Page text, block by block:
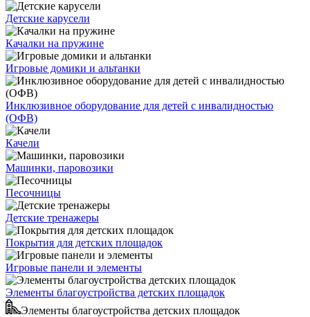
Детские карусели
Качалки на пружине
Игровые домики и альтанки
Инклюзивное оборудование для детей с инвалидностью
(ОФВ)
Качели
Машинки, паровозики
Песочницы
Детские тренажеры
Покрытия для детских площадок
Игровые панели и элементы
Элементы благоустройства детских площадок
Элементы благоустройства детских площадок